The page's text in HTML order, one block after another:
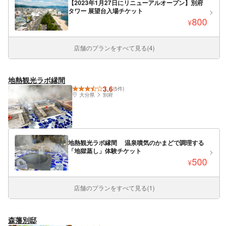
【2023年1月27日にリニューアルオープン】別府
タワー 展望台入場チケット
¥800
店舗のプランをすべて見る(4)
地熱観光ラボ縁間
3.6(5件)
大分県
別府
地熱観光ラボ縁間 温泉噴気のかまどで調理する
「地獄蒸し」体験チケット
¥500
店舗のプランをすべて見る(1)
森藩別邸